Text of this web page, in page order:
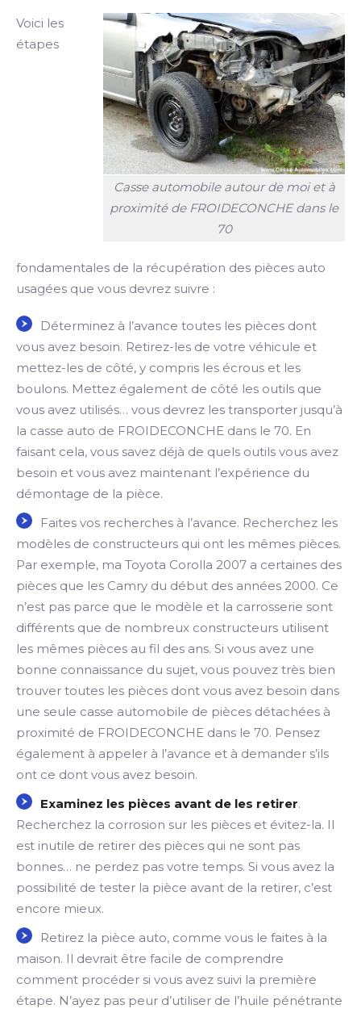
Casse automobile autour de moi et à
proximité de FROIDECONCHE dans le
70
Voici les
étapes
fondamentales de la récupération des pièces auto
usagées que vous devrez suivre :
Déterminez à l’avance toutes les pièces dont
vous avez besoin. Retirez-les de votre véhicule et
mettez-les de côté, y compris les écrous et les
boulons. Mettez également de côté les outils que
vous avez utilisés… vous devrez les transporter jusqu’à
la casse auto de FROIDECONCHE dans le 70. En
faisant cela, vous savez déjà de quels outils vous avez
besoin et vous avez maintenant l’expérience du
démontage de la pièce.
Faites vos recherches à l’avance. Recherchez les
modèles de constructeurs qui ont les mêmes pièces.
Par exemple, ma Toyota Corolla 2007 a certaines des
pièces que les Camry du début des années 2000. Ce
n’est pas parce que le modèle et la carrosserie sont
différents que de nombreux constructeurs utilisent
les mêmes pièces au fil des ans. Si vous avez une
bonne connaissance du sujet, vous pouvez très bien
trouver toutes les pièces dont vous avez besoin dans
une seule casse automobile de pièces détachées à
proximité de FROIDECONCHE dans le 70. Pensez
également à appeler à l’avance et à demander s’ils
ont ce dont vous avez besoin.
Examinez les pièces avant de les retirer.
Recherchez la corrosion sur les pièces et évitez-la. Il
est inutile de retirer des pièces qui ne sont pas
bonnes… ne perdez pas votre temps. Si vous avez la
possibilité de tester la pièce avant de la retirer, c’est
encore mieux.
Retirez la pièce auto, comme vous le faites à la
maison. Il devrait être facile de comprendre
comment procéder si vous avez suivi la première
étape. N’ayez pas peur d’utiliser de l’huile pénétrante